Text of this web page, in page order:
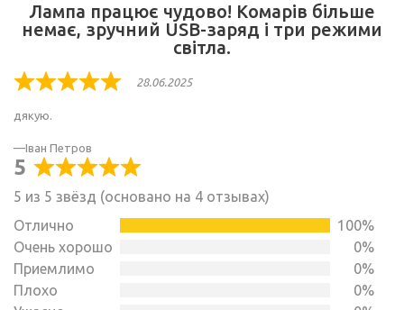
Лампа працює чудово! Комарів більше
немає, зручний USB-заряд і три режими
світла.
Rated
out
5
28.06.2025
дякую.
Іван Петров
5
Rated
5
out
of
5
5 из 5 звёзд (основано на 4 отзывах)
Отлично
100%
Очень хорошо
0%
Приемлимо
0%
Плохо
0%